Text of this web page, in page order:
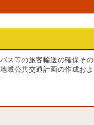
ス等の旅客輸送の確保そ
域公共交通計画の作成お